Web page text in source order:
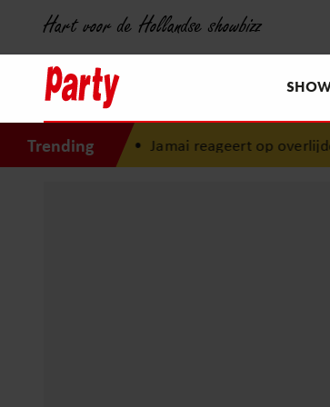
Hart voor de Hollandse showbizz
Trending
kompas” • Jamai reageert op